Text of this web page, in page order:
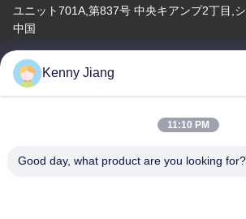
ユニット701A,第837号 中央キアンプ2丁目,
中国
工場住所
第72号 ユンジュン道路 武峰村 崇武町 泉州市
Kenny Jiang
11:10 PM
Good day, what product are you looking for?